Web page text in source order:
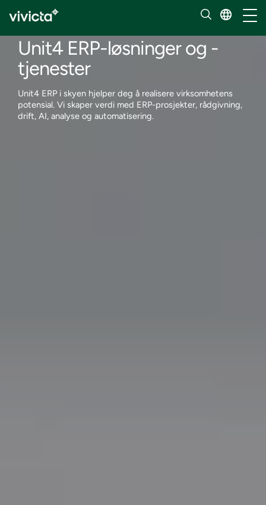
Enterprise applications
Unit4 ERP-løsninger og -
tjenester
Unit4 ERP i skyen hjelper deg å realisere virksomhetens
potensial. Vi skaper verdi med ERP-prosjekter, rådgivning,
drift, AI, analyse og automatisering.